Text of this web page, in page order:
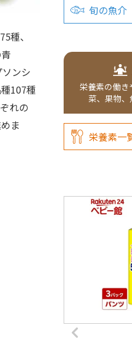
種、
ンシ
107種
れの
ま
旬の魚介
栄養素の働
菜、果物、
栄養素一